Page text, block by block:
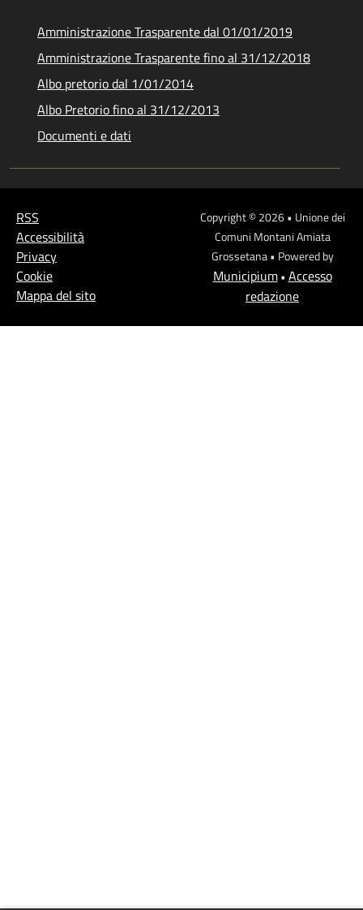
Amministrazione Trasparente dal 01/01/2019
Amministrazione Trasparente fino al 31/12/2018
Albo pretorio dal 1/01/2014
Albo Pretorio fino al 31/12/2013
Documenti e dati
RSS
Accessibilità
Privacy
Cookie
Mappa del sito
Copyright © 2026 • Unione dei
Comuni Montani Amiata
Grossetana • Powered by
Municipium• Accesso
redazione